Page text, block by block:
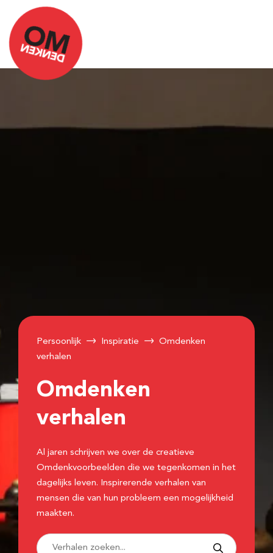
Persoonlijk Inspiratie
Omdenken
verhalen
Omdenken
verhalen
Al jaren schrijven we over de creatieve
Omdenkvoorbeelden die we tegenkomen in het
dagelijks leven. Inspirerende verhalen van
mensen die van hun probleem een mogelijkheid
maakten.